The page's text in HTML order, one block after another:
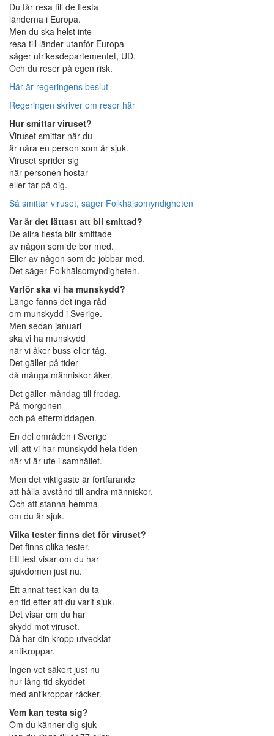
Du får resa till de flesta
länderna i Europa.
Men du ska helst inte
resa till länder utanför Europa
säger utrikesdepartementet, UD.
Och du reser på egen risk.
Här är regeringens beslut
Regeringen skriver om resor här
Hur smittar viruset?
Viruset smittar när du
är nära en person som är sjuk.
Viruset sprider sig
när personen hostar
eller tar på dig.
Så smittar viruset, säger Folkhälsomyndigheten
Var är det lättast att bli smittad?
De allra flesta blir smittade
av någon som de bor med.
Eller av någon som de jobbar med.
Det säger Folkhälsomyndigheten.
Varför ska vi ha munskydd?
Länge fanns det inga råd
om munskydd i Sverige.
Men sedan januari
ska vi ha munskydd
när vi åker buss eller tåg.
Det gäller på tider
då många människor åker.
Det gäller måndag till fredag.
På morgonen
och på eftermiddagen.
En del områden i Sverige
vill att vi har munskydd hela tiden
när vi är ute i samhället.
Men det viktigaste är fortfarande
att hålla avstånd till andra människor.
Och att stanna hemma
om du är sjuk.
Vilka tester finns det för viruset?
Det finns olika tester.
Ett test visar om du har
sjukdomen just nu.
Ett annat test kan du ta
en tid efter att du varit sjuk.
Det visar om du har
skydd mot viruset.
Då har din kropp utvecklat
antikroppar.
Ingen vet säkert just nu
hur lång tid skyddet
med antikroppar räcker.
Vem kan testa sig?
Om du känner dig sjuk